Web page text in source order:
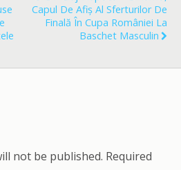
Capul De Afiș Al Sferturilor De
Finală În Cupa României La
Baschet Masculin
not be published. Required